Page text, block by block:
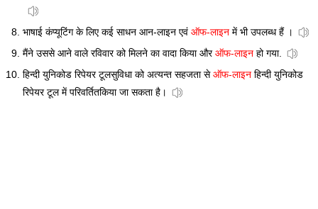
भाषाई कंप्यूटिंग के लिए कई साधन आन-लाइन एवं ऑफ-लाइन में भी उपलब्ध हैं ।
मैंने उससे आने वाले रविवार को मिलने का वादा किया औरऑफ-लाइन हो गया.
हिन्दी युनिकोड रिपेयर टूलसुविधा को अत्यन्त सहजता सेऑफ-लाइन हिन्दी युनिकोड
रिपेयर टूल में परिवर्तितकिया जा सकता है।